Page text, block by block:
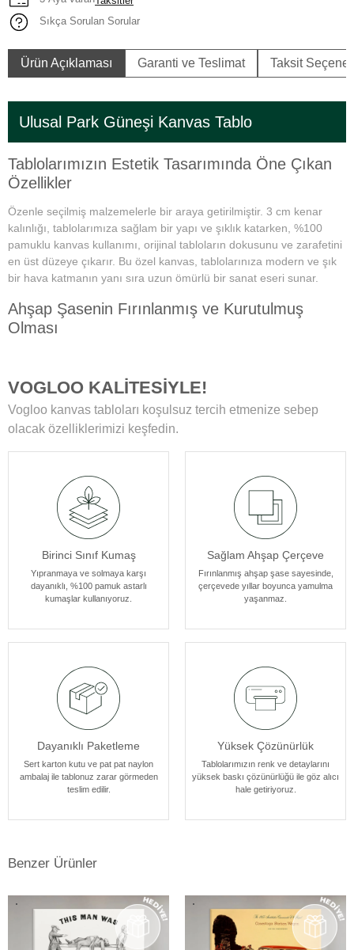
Sıkça Sorulan Sorular
Ürün Açıklaması Garanti ve Teslimat Taksit
Ulusal Park Güneşi Kanvas Tablo
Tablolarımızın Estetik Tasarımında Öne Çıkan
Özellikler
Özenle seçilmiş malzemelerle bir araya getirilmiştir. 3 cm kenar
kalınlığı, tablolarımıza sağlam bir yapı ve şıklık katarken, %100
pamuklu kanvas kullanımı, orijinal tabloların dokusunu ve zarafetini
en üst düzeye çıkarır. Bu özel kanvas, tablolarınıza modern ve şık
bir hava katmanın yanı sıra uzun ömürlü bir sanat eseri sunar.
Ahşap Şasenin Fırınlanmış ve Kurutulmuş
Olması
ahşap şase sayesinde uzun yıllar boyunca ilk günkü formunu korur.
Yüksek Çözünürlüklü Baskılarımız
Modern teknolojiye sahip özel makineler kullanılarak üretilir. Bu
baskı sonrası uyguladığımız özel yüzey koruyucu ile tablolar,
canlılıklarını her zaman korur ve duvarlarınızı güzelleştirir.
Kenar Baskısıyla Tablolarımızın Kenar Kısımları
Resmin dokusu ve renklerinin zarif bir şekilde devam ettiği özel bir
tasarıma sahiptir. Bu detay, tablolarımızı ek çerçeve ihtiyacı
olmadan asılabilir kılar, böylece sanat eserleriniz odanızın
atmosferine mükemmel bir şekilde uyum sağlar. Her bir tablomuz,
tasarlanmıştır.
VOGLOO KALİTESİYLE!
Vogloo kanvas tabloları koşulsuz tercih etmenize sebep
olacak özelliklerimizi keşfedin.
Birinci Sınıf Kumaş
Yıpranmaya ve solmaya karşı
dayanıklı, %100 pamuk astarlı
kumaşlar kullanıyoruz.
Sağlam Ahşap Çerçeve
Fırınlanmış ahşap şase sayesinde,
çerçevede yıllar boyunca yamulma
yaşanmaz.
Dayanıklı Paketleme
Sert karton kutu ve pat pat naylon
ambalaj ile tablonuz zarar görmeden
teslim edilir.
Yüksek Çözünürlük
Tablolarımızın renk ve detaylarını
yüksek baskı çözünürlüğü ile göz alıcı
hale getiriyoruz.
Benzer Ürünler